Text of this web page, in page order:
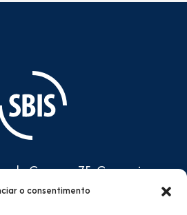
o consentimento
de Campos,75, Cerqueira
SP - CEP: 05401-000